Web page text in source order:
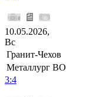
10.05.2026,
Вс
Гранит-Чехов
Металлург ВО
3:4